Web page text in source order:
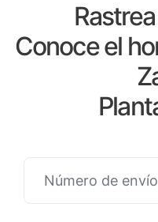
Conoce el